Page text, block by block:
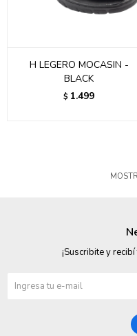
H LEGERO MOCASIN -
BLACK
$ 1.499
¡Suscribite y